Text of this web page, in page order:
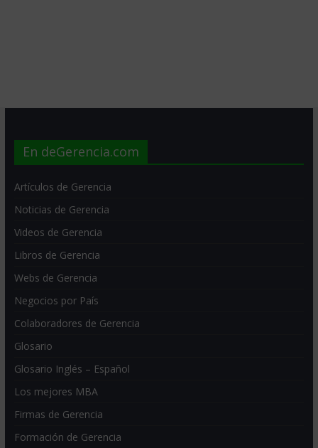
En deGerencia.com
Artículos de Gerencia
Noticias de Gerencia
Videos de Gerencia
Libros de Gerencia
Webs de Gerencia
Negocios por País
Colaboradores de Gerencia
Glosario
Glosario Inglés – Español
Los mejores MBA
Firmas de Gerencia
Formación de Gerencia